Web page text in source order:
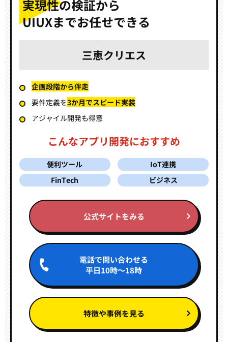
実現性の検証から
UIUXまでお任せできる
三恵クリエス
企画段階から伴走
要件定義を3か月でスピード実装
アジャイル開発も得意
こんなアプリ開発におすすめ
便利ツール
IoT連携
FinTech
ビジネス
公式サイトをみる
電話で問い合わせる
平日10時～18時
特徴や事例を見る